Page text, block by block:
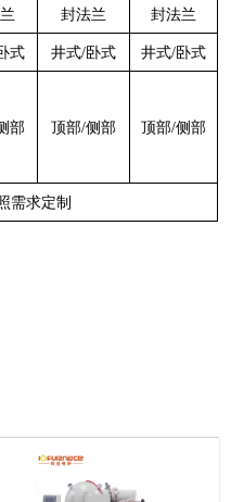
封法兰 封法兰
式 井式/卧式 井式/卧式
部 顶部/侧部 顶部/侧部
需求定制